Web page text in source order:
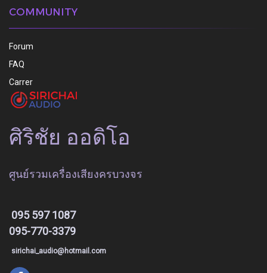
COMMUNITY
Forum
FAQ
Carrer
ศิริชัย ออดิโอ
ศูนย์รวมเครื่องเสียงครบวงจร
095 597 1087
095-770-3379
sirichai_audio@hotmail.com